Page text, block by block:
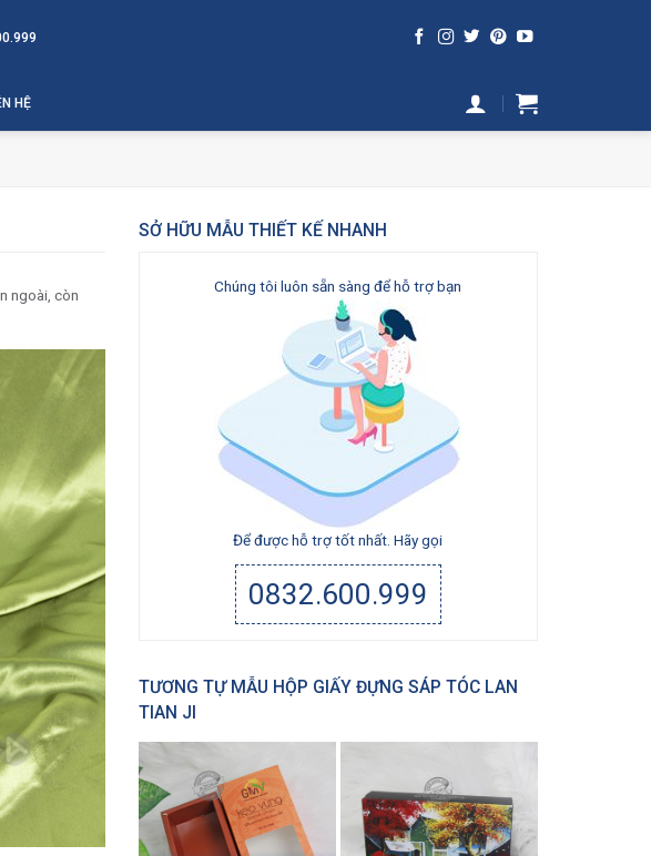
HỆ
SỞ HỮU MẪU THIẾT KẾ NHANH
Chúng tôi luôn sẵn sàng để hỗ trợ bạn
Để được hỗ trợ tốt nhất. Hãy gọi
0832.600.999
TƯƠNG TỰ MẪU HỘP GIẤY ĐỰNG SÁP TÓC LAN
TIAN JI
ngoài, còn